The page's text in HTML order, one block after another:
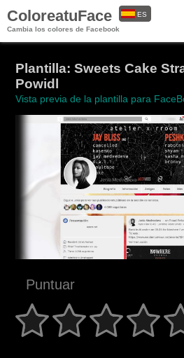
ColoreatuFace
Cambia los colores de Facebook
ES
Plantilla: Sweets Cake
Powidl
Vista previa de la plantilla para
Puntuar